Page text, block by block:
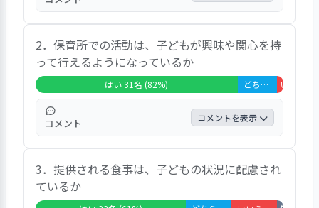
苦痛のよう」「連絡ノートをもっと活用してほし
い」「保育園バスに乗る期間がもう少し短いと良
い」「働いていない人への態度が違う。子どもた
ちの様子が分かりづらい」「保育士が少ない」
「園は言い訳ばかりで保護者に寄り添っていな
い」「先生の名前だけでなく顔写真の紹介も欲し
い」「島内唯一の保育園で選ぶことができない」
「大人の都合で良くない教育が園の伝統になって
いる」「さくら連絡網で日々の活動内容のボード
「園からの休み希望は、協力お願いぐらいにして
ほしい」「慣らし保育が長くて負担」等、要望・
「はい」が９５％、「どちらとも言えない」
が５％だった。設問項目には、「様々な活動
をしているのだと思いますが、あまり伝わっ
てこないため、内容がよくわかっていない」
と、記されていた。
2．保育所での活動は、子どもが興味や関心を持
って行えるようになっているか
はい 31名 (82%) どちらともいえない 6名 (16%) いいえ 1
コメント コメントを表示
「はい」が８２％、「どちらとも言えない」
が１６％、「いいえ」が３％だった。設問項
目には、「リトミックは効果的であると思う
が、テレビを見せている時がある」「もっと
3．提供される食事は、子どもの状況に配慮され
ているか